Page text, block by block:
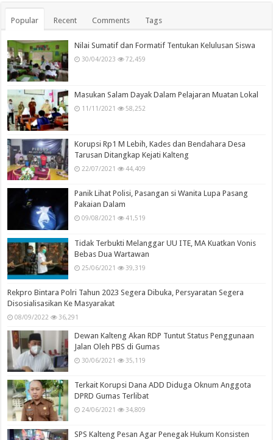
Popular Recent Comments Tags
Nilai Sumatif dan Formatif Tentukan Kelulusan Siswa
30/04/2023 72,459
Masukan Salam Dayak Dalam Pelajaran Muatan Lokal
11/11/2021 58,252
Korupsi Rp1 M Lebih, Kades dan Bendahara Desa
Tarusan Ditangkap Kejati Kalteng
22/07/2021 44,409
Panik Lihat Polisi, Pasangan si Wanita Lupa Pasang
Pakaian Dalam
09/08/2021 41,519
Tidak Terbukti Melanggar UU ITE, MA Kuatkan Vonis
Bebas Dua Wartawan
25/06/2021 39,319
Rekpro Bintara Polri Tahun 2023 Segera Dibuka, Persyaratan Segera
Disosialisasikan Ke Masyarakat
08/09/2022 36,291
Dewan Kalteng Akan RDP Tuntut Status Penggunaan
Jalan Oleh PBS di Gumas
30/06/2021 35,119
Terkait Korupsi Dana ADD Diduga Oknum Anggota
DPRD Gumas Terlibat
24/06/2021 34,809
SPS Kalteng Pesan Agar Penegak Hukum Konsisten